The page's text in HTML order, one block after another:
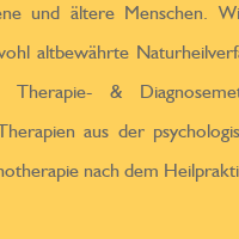
und ältere Menschen.
altbewährte
Therapie- &
aus der
nach dem